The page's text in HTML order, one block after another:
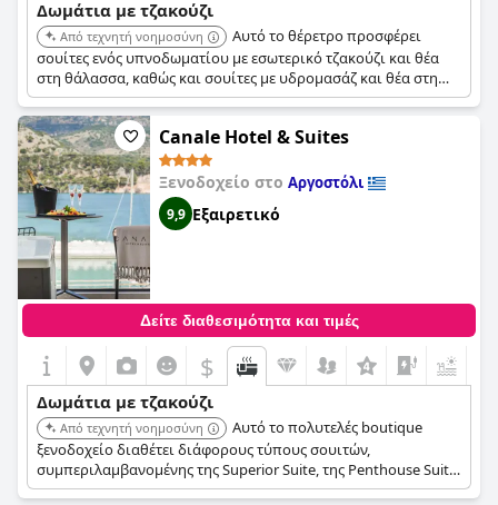
επισκέπτες απογοητεύτηκαν από την ξεπερασμένη εμφάνιση
ορισμένων δωματίων και τη μέτρια ποιότητα του φαγητού.
Παρ' όλα αυτά, οι περισσότεροι επισκέπτες βρήκαν τη
διαμονή τους στοF ZEEN Kefaloniaεκπληκτική και μια
πραγματική εμπειρία 5 αστέρων.
Δωμάτια με τζακούζι
Από τεχνητή νοημοσύνη
Αυτό το θέρετρο προσφέρει
σουίτες ενός υπνοδωματίου με εσωτερικό τζακούζι και θέα
στη θάλασσα, καθώς και σουίτες με υδρομασάζ και θέα στη
θάλασσα. Αυτές οι συγκεκριμένες κατηγορίες σουιτών
παρέχουν στους επισκέπτες την επιλογή ενός τζακούζι εντός
του δωματίου ή ιδιωτικού υδρομασάζ για χαλάρωση.
Canale Hotel & Suites
Ξενοδοχείο στο Αργοστόλι
9,9 Εξαιρετικό
Δείτε διαθεσιμότητα και τιμές
$
Δωμάτια με τζακούζι
Από τεχνητή νοημοσύνη
Αυτό το πολυτελές boutique
ξενοδοχείο διαθέτει διάφορους τύπους σουιτών,
συμπεριλαμβανομένης της Superior Suite, της Penthouse Suite
και της Executive Suite, όλες με θέα στη θάλασσα και ιδιωτικό